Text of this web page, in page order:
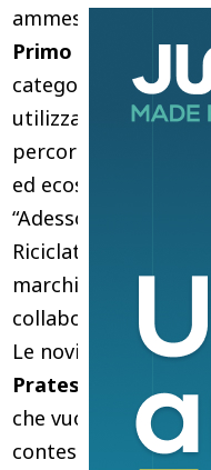
ammessi alla
Primo Brachi di
categorie ammesse
utilizzato nella
percorso che sta
ed ecosostenibile
“Adesso manca
Riciclato Pratese,
marchiati Crp.
collaborato alla
Le novità non
Pratese sarà a
che vuole
contesto